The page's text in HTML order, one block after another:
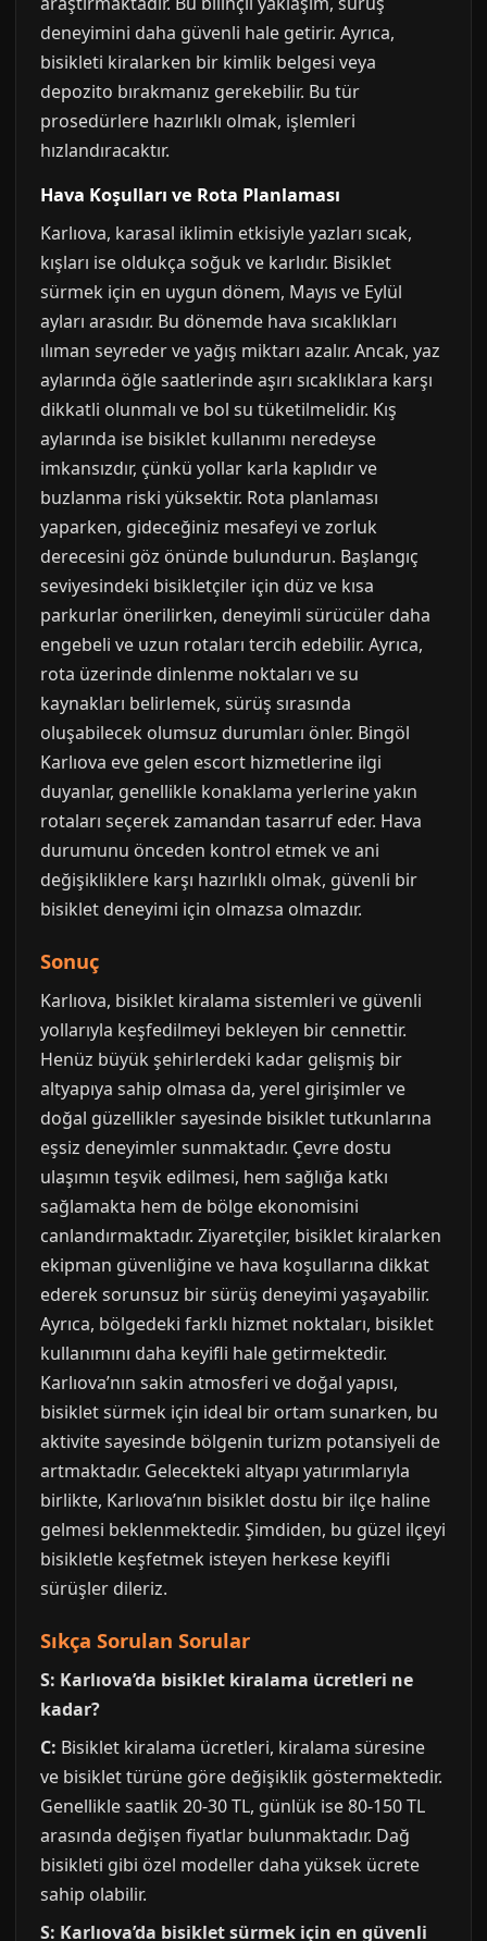
deneyimini daha güvenli hale getirir. Ayrıca,
bisikleti kiralarken bir kimlik belgesi veya
depozito bırakmanız gerekebilir. Bu tür
prosedürlere hazırlıklı olmak, işlemleri
hızlandıracaktır.
Hava Koşulları ve Rota Planlaması
Karlıova, karasal iklimin etkisiyle yazları sıcak,
kışları ise oldukça soğuk ve karlıdır. Bisiklet
sürmek için en uygun dönem, Mayıs ve Eylül
ayları arasıdır. Bu dönemde hava sıcaklıkları
ılıman seyreder ve yağış miktarı azalır. Ancak, yaz
aylarında öğle saatlerinde aşırı sıcaklıklara karşı
dikkatli olunmalı ve bol su tüketilmelidir. Kış
aylarında ise bisiklet kullanımı neredeyse
imkansızdır, çünkü yollar karla kaplıdır ve
buzlanma riski yüksektir. Rota planlaması
yaparken, gideceğiniz mesafeyi ve zorluk
derecesini göz önünde bulundurun. Başlangıç
seviyesindeki bisikletçiler için düz ve kısa
parkurlar önerilirken, deneyimli sürücüler daha
engebeli ve uzun rotaları tercih edebilir. Ayrıca,
rota üzerinde dinlenme noktaları ve su
kaynakları belirlemek, sürüş sırasında
oluşabilecek olumsuz durumları önler. Bingöl
Karlıova eve gelen escort hizmetlerine ilgi
duyanlar, genellikle konaklama yerlerine yakın
rotaları seçerek zamandan tasarruf eder. Hava
durumunu önceden kontrol etmek ve ani
değişikliklere karşı hazırlıklı olmak, güvenli bir
bisiklet deneyimi için olmazsa olmazdır.
Sonuç
Karlıova, bisiklet kiralama sistemleri ve güvenli
yollarıyla keşfedilmeyi bekleyen bir cennettir.
Henüz büyük şehirlerdeki kadar gelişmiş bir
altyapıya sahip olmasa da, yerel girişimler ve
doğal güzellikler sayesinde bisiklet tutkunlarına
eşsiz deneyimler sunmaktadır. Çevre dostu
ulaşımın teşvik edilmesi, hem sağlığa katkı
sağlamakta hem de bölge ekonomisini
canlandırmaktadır. Ziyaretçiler, bisiklet kiralarken
ekipman güvenliğine ve hava koşullarına dikkat
ederek sorunsuz bir sürüş deneyimi yaşayabilir.
Ayrıca, bölgedeki farklı hizmet noktaları, bisiklet
kullanımını daha keyifli hale getirmektedir.
Karlıova’nın sakin atmosferi ve doğal yapısı,
bisiklet sürmek için ideal bir ortam sunarken, bu
aktivite sayesinde bölgenin turizm potansiyeli de
artmaktadır. Gelecekteki altyapı yatırımlarıyla
birlikte, Karlıova’nın bisiklet dostu bir ilçe haline
gelmesi beklenmektedir. Şimdiden, bu güzel ilçeyi
bisikletle keşfetmek isteyen herkese keyifli
sürüşler dileriz.
Sıkça Sorulan Sorular
S: Karlıova’da bisiklet kiralama ücretleri ne
kadar?
C: Bisiklet kiralama ücretleri, kiralama süresine
ve bisiklet türüne göre değişiklik göstermektedir.
Genellikle saatlik 20-30 TL, günlük ise 80-150 TL
arasında değişen fiyatlar bulunmaktadır. Dağ
bisikleti gibi özel modeller daha yüksek ücrete
sahip olabilir.
S: Karlıova’da bisiklet sürmek için en güvenli